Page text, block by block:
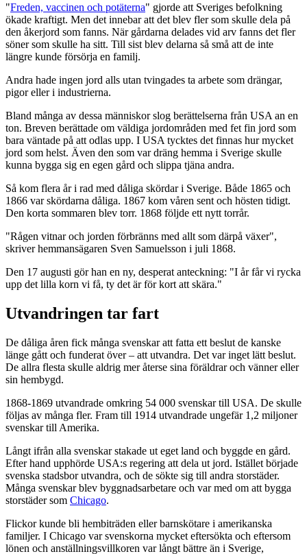
"Freden, vaccinen och potäterna" gjorde att Sveriges befolkning
ökade kraftigt. Men det innebar att det blev fler som skulle dela på
den åkerjord som fanns. När gårdarna delades vid arv fanns det fler
söner som skulle ha sitt. Till sist blev delarna så små att de inte
längre kunde försörja en familj.
Andra hade ingen jord alls utan tvingades ta arbete som drängar,
pigor eller i industrierna.
Bland många av dessa människor slog berättelserna från USA an en
ton. Breven berättade om väldiga jordområden med fet fin jord som
bara väntade på att odlas upp. I USA tycktes det finnas hur mycket
jord som helst. Även den som var dräng hemma i Sverige skulle
kunna bygga sig en egen gård och slippa tjäna andra.
Så kom flera år i rad med dåliga skördar i Sverige. Både 1865 och
1866 var skördarna dåliga. 1867 kom våren sent och hösten tidigt.
Den korta sommaren blev torr. 1868 följde ett nytt torrår.
"Rågen vitnar och jorden förbränns med allt som därpå växer",
skriver hemmansägaren Sven Samuelsson i juli 1868.
Den 17 augusti gör han en ny, desperat anteckning: "I år får vi rycka
upp det lilla korn vi få, ty det är för kort att skära."
Utvandringen tar fart
De dåliga åren fick många svenskar att fatta ett beslut de kanske
länge gått och funderat över – att utvandra. Det var inget lätt beslut.
De allra flesta skulle aldrig mer återse sina föräldrar och vänner eller
sin hembygd.
1868-1869 utvandrade omkring 54 000 svenskar till USA. De skulle
följas av många fler. Fram till 1914 utvandrade ungefär 1,2 miljoner
svenskar till Amerika.
Långt ifrån alla svenskar stakade ut eget land och byggde en gård.
Efter hand upphörde USA:s regering att dela ut jord. Istället började
svenska stadsbor utvandra, och de sökte sig till andra storstäder.
Många svenskar blev byggnadsarbetare och var med om att bygga
storstäder som Chicago.
Flickor kunde bli hembiträden eller barnskötare i amerikanska
familjer. I Chicago var svenskorna mycket eftersökta och eftersom
lönen och anställningsvillkoren var långt bättre än i Sverige,